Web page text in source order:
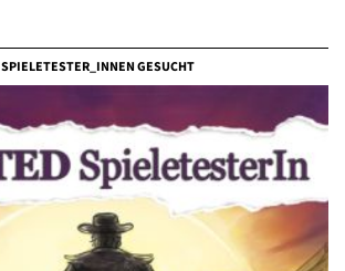
SPIELETESTER_INNEN GESUCHT